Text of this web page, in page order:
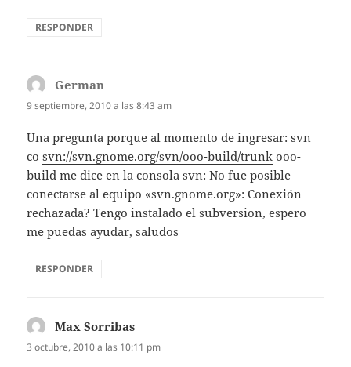
RESPONDER
German
9 septiembre, 2010 a las 8:43 am
Una pregunta porque al momento de ingresar: svn
cosvn://svn.gnome.org/svn/ooo-build/trunk ooo-
build me dice en la consola svn: No fue posible
conectarse al equipo «svn.gnome.org»: Conexión
rechazada? Tengo instalado el subversion, espero
me puedas ayudar, saludos
RESPONDER
Max Sorribas
3 octubre, 2010 a las 10:11 pm